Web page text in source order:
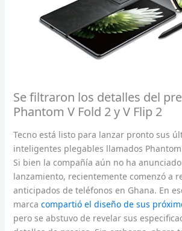
Se filtraron los detalles del
Phantom V Fold 2 y V Flip 2
Tecno está listo para lanzar pronto sus
inteligentes plegables llamados Phantom
Si bien la compañía aún no ha
lanzamiento, recientemente comenzó a
anticipados de teléfonos en Ghana. En
marca compartió el diseño de sus
pero se abstuvo de revelar sus